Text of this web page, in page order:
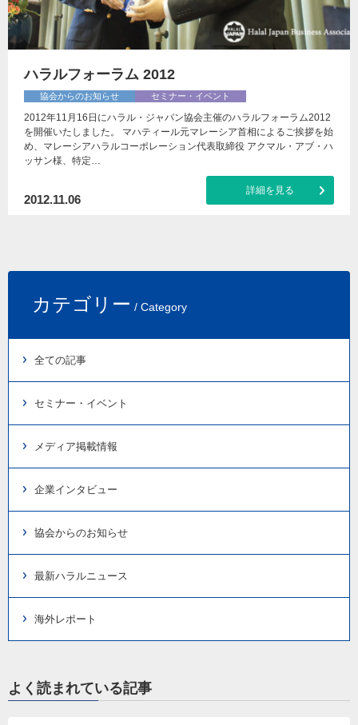
ハラルフォーラム 2012
協会からのお知らせ セミナー・イベント
2012年11月16日にハラル・ジャパン協会主催のハラルフォーラム2012
を開催いたしました。 マハティール元マレーシア首相によるご挨拶を始
め、マレーシアハラルコーポレーション代表取締役 アクマル・アブ・ハ
ッサン様、特定…
2012.11.06
詳細を見る
カテゴリー / Category
全ての記事
セミナー・イベント
メディア掲載情報
企業インタビュー
協会からのお知らせ
最新ハラルニュース
海外レポート
よく読まれている記事